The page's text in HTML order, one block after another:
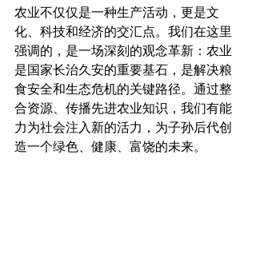
农业不仅仅是一种生产活动，更是文
化、科技和经济的交汇点。我们在这里
强调的，是一场深刻的观念革新：农业
是国家长治久安的重要基石，是解决粮
食安全和生态危机的关键路径。通过整
合资源、传播先进农业知识，我们有能
力为社会注入新的活力，为子孙后代创
造一个绿色、健康、富饶的未来。